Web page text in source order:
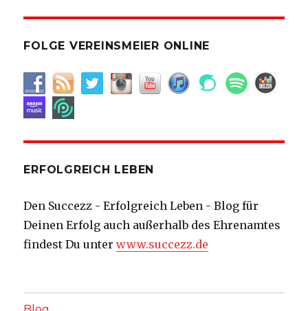
FOLGE VEREINSMEIER ONLINE
ERFOLGREICH LEBEN
Den Succezz - Erfolgreich Leben - Blog für
Deinen Erfolg auch außerhalb des Ehrenamtes
findest Du unterwww.succezz.de